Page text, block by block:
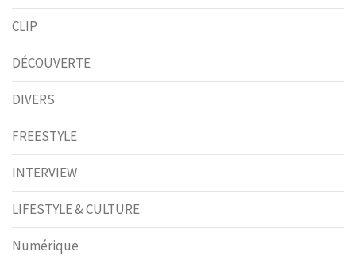
CLIP
DÉCOUVERTE
DIVERS
FREESTYLE
INTERVIEW
LIFESTYLE & CULTURE
Numérique